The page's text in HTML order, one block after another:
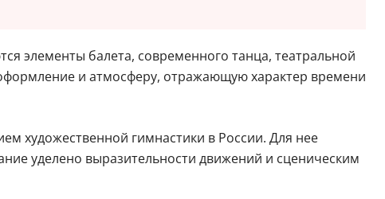
элементы балета, современного танца, театральной
и атмосферу, отражающую характер времени
художественной гимнастики в России. Для нее
уделено выразительности движений и сценическим